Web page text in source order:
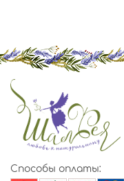
Способы оплаты: